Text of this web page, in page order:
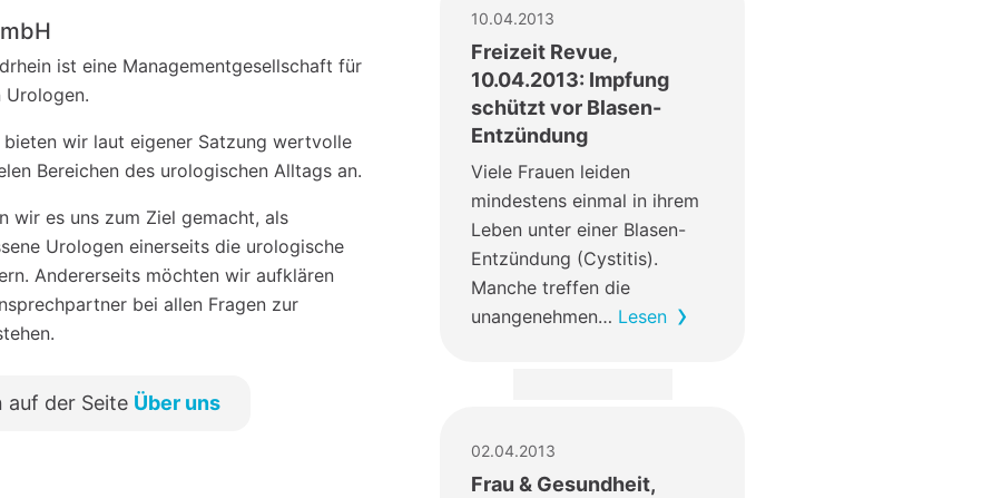
ist eine Managementgesellschaft für
Urologen.
bieten wir laut eigener Satzung wertvolle
Bereichen des urologischen Alltags an.
wir es uns zum Ziel gemacht, als
Urologen einerseits die urologische
Andererseits möchten wir aufklären
bei allen Fragen zur
auf der Seite Über uns
10.04.2013
Freizeit Revue,
10.04.2013: Impfung
schützt vor Blasen-
Entzündung
Viele Frauen leiden
mindestens einmal in ihrem
Leben unter einer Blasen-
Entzündung (Cystitis).
Manche treffen die
unangenehmen… Lesen
02.04.2013
Frau & Gesundheit,